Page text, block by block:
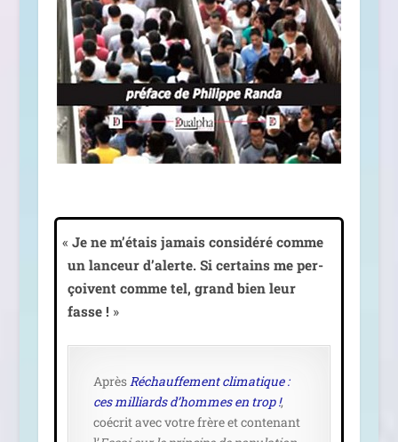
« Je ne m’étais jamais consi­dé­ré comme
un lan­ceur d’alerte. Si cer­tains me per­
çoivent comme tel, grand bien leur
fasse ! »
Après Réchauffement cli­ma­tique :
ces mil­liards d’hommes en trop !,
coécrit avec votre frère et conte­nant